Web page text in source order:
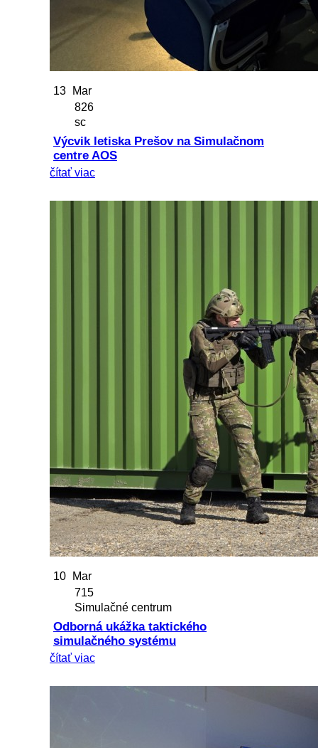
13
Mar
826
sc
Výcvik letiska Prešov na Simulačnom
centre AOS
čítať viac
10
Mar
715
Simulačné centrum
Odborná ukážka taktického
simulačného systému
čítať viac